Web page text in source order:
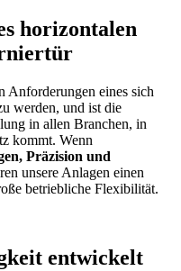
horizontalen
Anforderungen eines sich
werden, und ist die
in allen Branchen, in
kommt. Wenn
Präzision und
unsere Anlagen einen
betriebliche Flexibilität.
entwickelt